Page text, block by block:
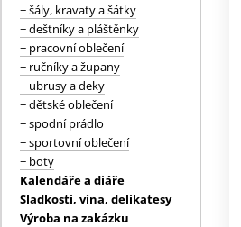
− šály, kravaty a šátky
− deštníky a pláštěnky
− pracovní oblečení
− ručníky a župany
− ubrusy a deky
− dětské oblečení
− spodní prádlo
− sportovní oblečení
− boty
Kalendáře a diáře
Sladkosti, vína, delikatesy
Výroba na zakázku